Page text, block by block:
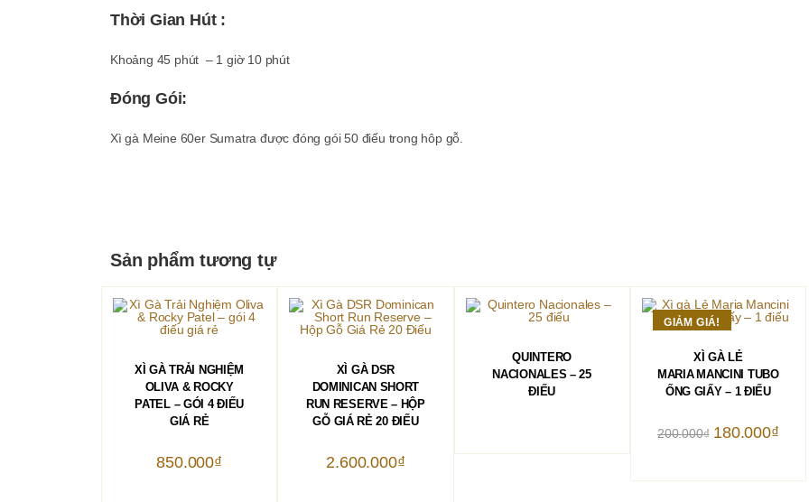
Thời Gian Hút :
Khoảng 45 phút – 1 giờ 10 phút
Đóng Gói:
Xì gà Meine 60er Sumatra được đóng gói 50 điếu trong hôp gỗ.
Sản phẩm tương tự
THÊM VÀO GIỎ HÀNG
XÌ GÀ TRẢI NGHIỆM
OLIVA & ROCKY
PATEL – GÓI 4 ĐIẾU
GIÁ RẺ
850.000₫
THÊM VÀO GIỎ HÀNG
XÌ GÀ DSR
DOMINICAN SHORT
RUN RESERVE – HỘP
GỖ GIÁ RẺ 20 ĐIẾU
2.600.000₫
QUINTERO
NACIONALES – 25
ĐIẾU
GIẢM GIÁ!
THÊM VÀO GIỎ HÀNG
XÌ GÀ LẺ
MARIA MANCINI TUBO
ỐNG GIẤY – 1 ĐIẾU
200.000₫ Giá
gốc
180.000₫Giá